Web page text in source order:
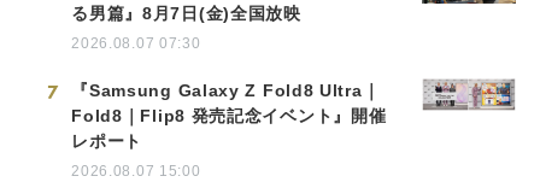
る男篇』8月7日(金)全国放映
2026.08.07 07:30
7
『Samsung Galaxy Z Fold8 Ultra｜
Fold8｜Flip8 発売記念イベント』開催
レポート
2026.08.07 15:00